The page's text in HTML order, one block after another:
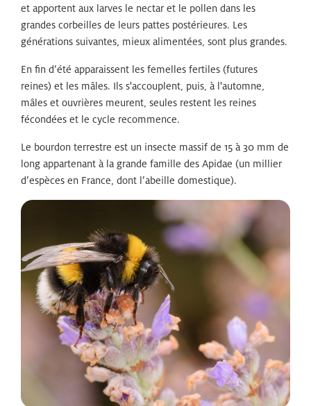
et apportent aux larves le nectar et le pollen dans les
grandes corbeilles de leurs pattes postérieures. Les
générations suivantes, mieux alimentées, sont plus grandes.
En fin d’été apparaissent les femelles fertiles (futures
reines) et les mâles. Ils s'accouplent, puis, à l'automne,
mâles et ouvrières meurent, seules restent les reines
fécondées et le cycle recommence.
Le bourdon terrestre est un insecte massif de 15 à 30 mm de
long appartenant à la grande famille des Apidae (un millier
d’espèces en France, dont l’abeille domestique).